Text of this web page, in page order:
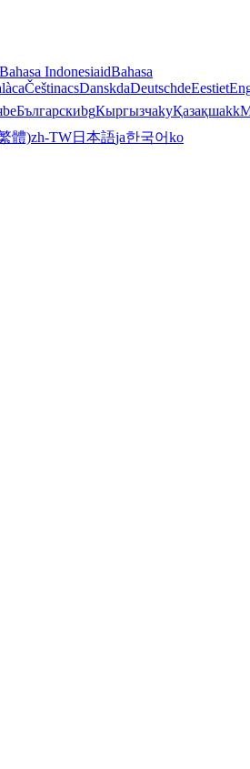
Bahasa IndonesiaidBahasa
caČeštinacsDanskdaDeutschdeEestiet
beБългарскиbgКыргызчаkyҚазақшаkk
體)zh-TW日本語ja한국어ko